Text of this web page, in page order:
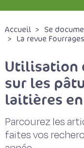
Accueil
Se
La revue Fourrages
Utilisation
sur les
laitières
Parcourez les
faites vos